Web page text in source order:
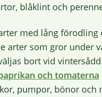
blåklint och
med lång förodling
arter som gror under
bort vid
och tomaterna
pumpor, bönor och